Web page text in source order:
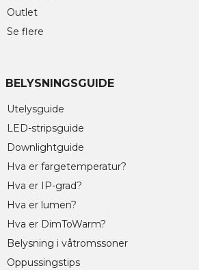
Outlet
Se flere
BELYSNINGSGUIDE
Utelysguide
LED-stripsguide
Downlightguide
Hva er fargetemperatur?
Hva er IP-grad?
Hva er lumen?
Hva er DimToWarm?
Belysning i våtromssoner
Oppussingstips